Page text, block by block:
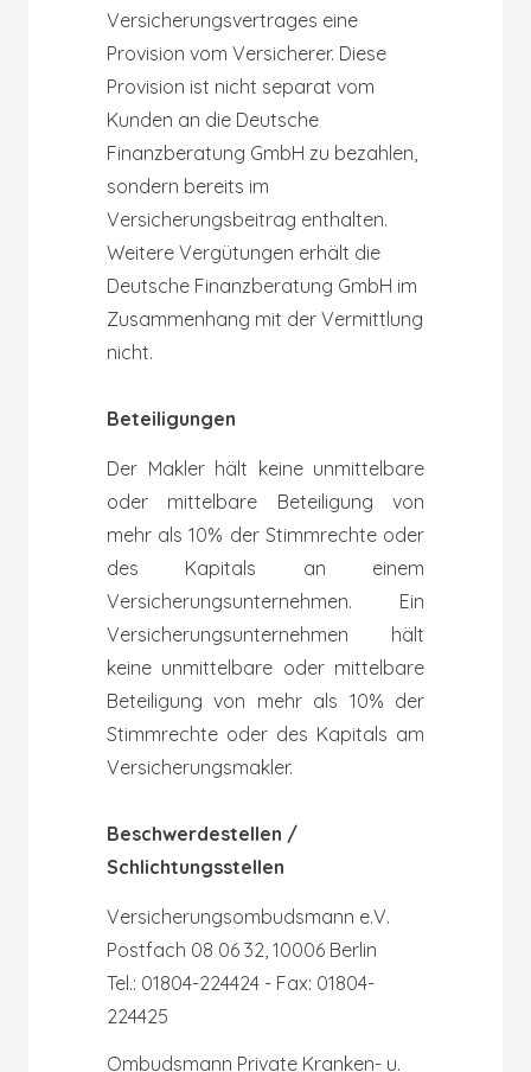
Versicherungsvertrages eine
Provision vom Versicherer. Diese
Provision ist nicht separat vom
Kunden an die Deutsche
Finanzberatung GmbH zu bezahlen,
sondern bereits im
Versicherungsbeitrag enthalten.
Weitere Vergütungen erhält die
Deutsche Finanzberatung GmbH im
Zusammenhang mit der Vermittlung
nicht.
Beteiligungen
Der Makler hält keine unmittelbare
oder mittelbare Beteiligung von
mehr als 10% der Stimmrechte oder
des Kapitals an einem
Versicherungsunternehmen. Ein
Versicherungsunternehmen hält
keine unmittelbare oder mittelbare
Beteiligung von mehr als 10% der
Stimmrechte oder des Kapitals am
Versicherungsmakler.
Beschwerdestellen /
Schlichtungsstellen
Versicherungsombudsmann e.V.
Postfach 08 06 32, 10006 Berlin
Tel.: 01804-224424 - Fax: 01804-
224425
Ombudsmann Private Kranken- u.